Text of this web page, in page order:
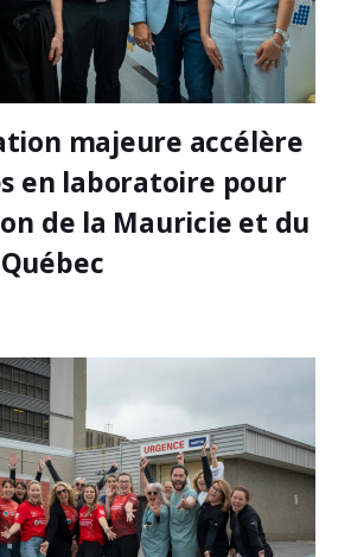
majeure accélère
en laboratoire pour
de la Mauricie et du